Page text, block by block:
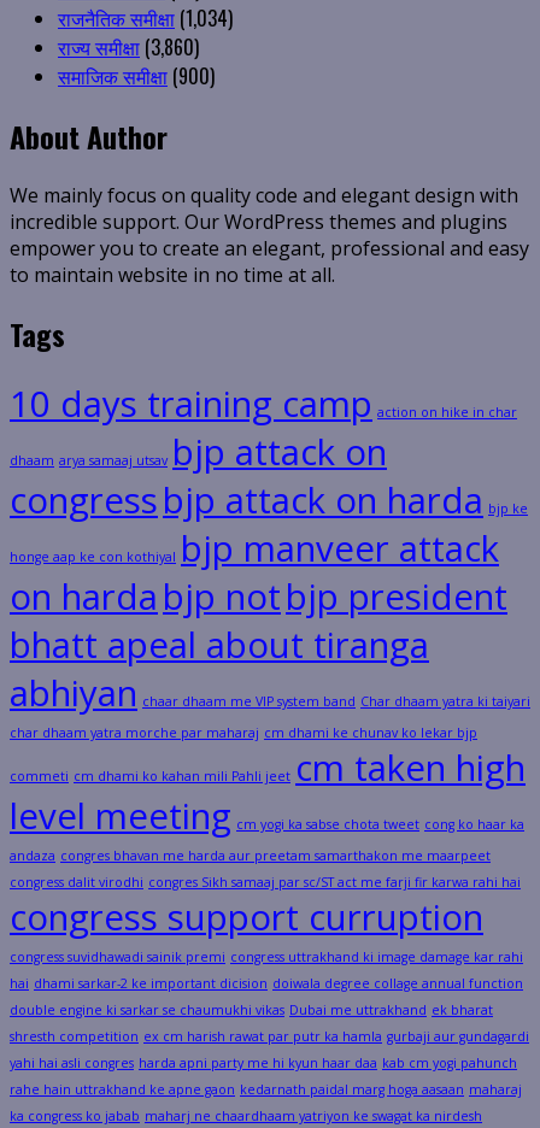
राजनैतिक समीक्षा (1,034)
राज्य समीक्षा (3,860)
समाजिक समीक्षा (900)
About Author
We mainly focus on quality code and elegant design with
incredible support. Our WordPress themes and plugins
empower you to create an elegant, professional and easy
to maintain website in no time at all.
Tags
10 days training camp action on hike in char
dhaam arya samaaj utsav bjp attack on
congressbjp attack on harda bjp ke
honge aap ke con kothiyal bjp manveer attack
on harda bjp notbjp president
bhatt apeal about tiranga
abhiyan chaar dhaam me VIP system band Char dhaam yatra ki taiyari
char dhaam yatra morche par maharaj cm dhami ke chunav ko lekar bjp
commeti cm dhami ko kahan mili Pahli jeet cm taken high
level meeting cm yogi ka sabse chota tweet cong ko haar ka
andaza congres bhavan me harda aur preetam samarthakon me maarpeet
congress dalit virodhi congres Sikh samaaj par sc/ST act me farji fir karwa rahi hai
congress support curruption
congress suvidhawadi sainik premi congress uttrakhand ki image damage kar rahi
hai dhami sarkar-2 ke important dicision doiwala degree collage annual function
double engine ki sarkar se chaumukhi vikas Dubai me uttrakhand ek bharat
shresth competition ex cm harish rawat par putr ka hamla gurbaji aur gundagardi
yahi hai asli congres harda apni party me hi kyun haar daa kab cm yogi pahunch
rahe hain uttrakhand ke apne gaon kedarnath paidal marg hoga aasaan maharaj
ka congress ko jabab maharj ne chaardhaam yatriyon ke swagat ka nirdesh